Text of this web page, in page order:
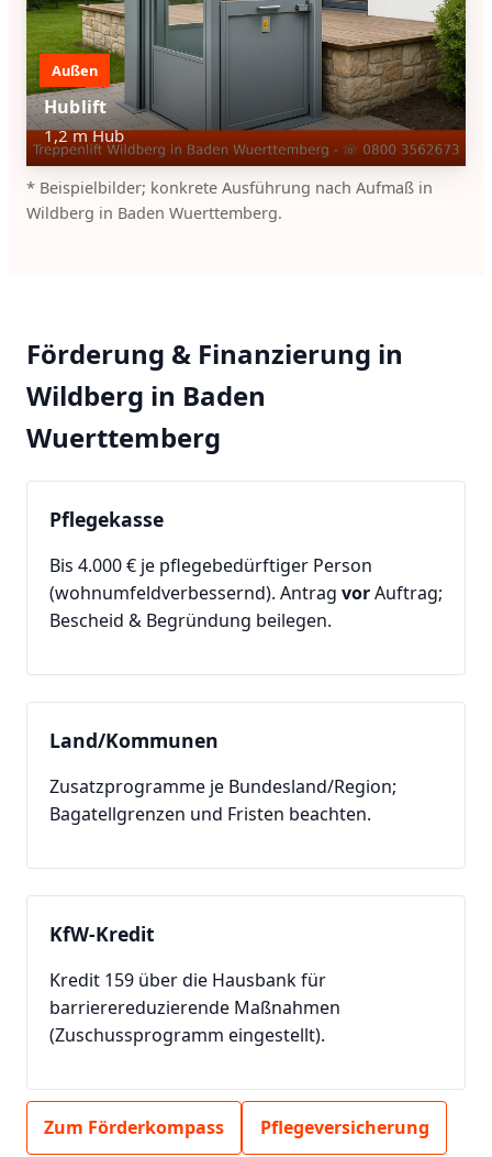
Außen
Hublift
1,2 m Hub
* Beispielbilder; konkrete Ausführung nach Aufmaß in
Wildberg in Baden Wuerttemberg.
Förderung & Finanzierung in
Wildberg in Baden
Wuerttemberg
Pflegekasse
Bis 4.000 € je pflegebedürftiger Person
(wohnumfeldverbessernd). Antrag vorAuftrag;
Bescheid & Begründung beilegen.
Land/Kommunen
Zusatzprogramme je Bundesland/Region;
Bagatellgrenzen und Fristen beachten.
KfW-Kredit
Kredit 159 über die Hausbank für
barrierereduzierende Maßnahmen
(Zuschussprogramm eingestellt).
Zum Förderkompass Pflegeversicherung